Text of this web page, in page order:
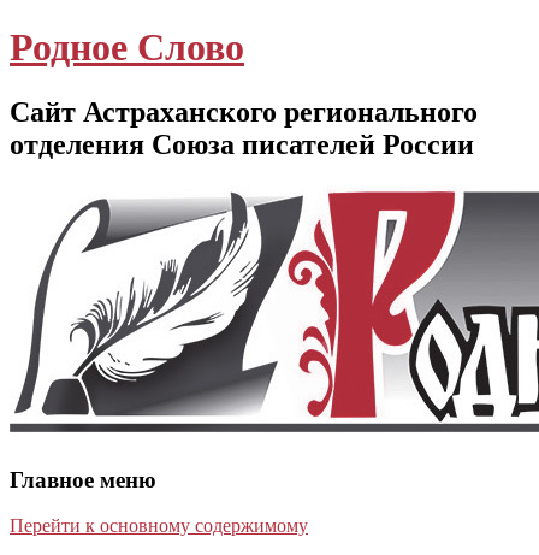
Родное Слово
Сайт Астраханского регионального
отделения Союза писателей России
Главное меню
Перейти к основному содержимому